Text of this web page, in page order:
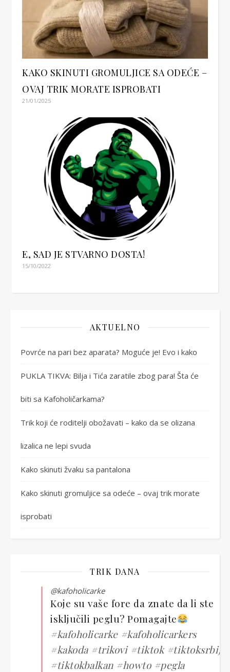
KAKO SKINUTI GROMULJICE SA ODEĆE –
OVAJ TRIK MORATE ISPROBATI
21/01/2025
E, SAD JE STVARNO DOSTA!
15/10/2022
AKTUELNO
Povrće na pari bez aparata? Moguće je! Evo i kako
PUKLA TIKVA: Bilja i Tića zaratile zbog para! Šta će
biti sa Kafoholičarkama?
Trik koji će roditelji obožavati – kako da se olizana
lizalica ne lepi svuda
Kako skinuti žvaku sa pantalona
Kako skinuti gromuljice sa odeće – ovaj trik morate
isprobati
TRIK DANA
@kafoholicarke
Koje su vaše fore da znate da li ste
isključili peglu? Pomagajte
#kafoholicarke #kafoholicarkers
#kakoda #trikovi #tiktok #tiktoksrbija
#tiktokbalkan #howto #pegla